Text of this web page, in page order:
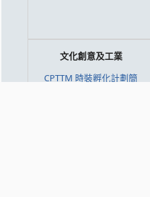
文化創意及工業
CPTTM 時裝孵化計劃簡